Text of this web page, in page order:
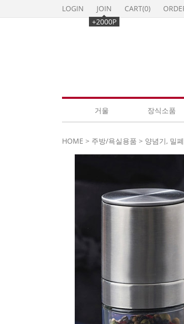
LOGIN
JOIN
+2000P
CART(0)
거울 장식소품
HOME > 주방/욕실용품 > 양념기, 밀